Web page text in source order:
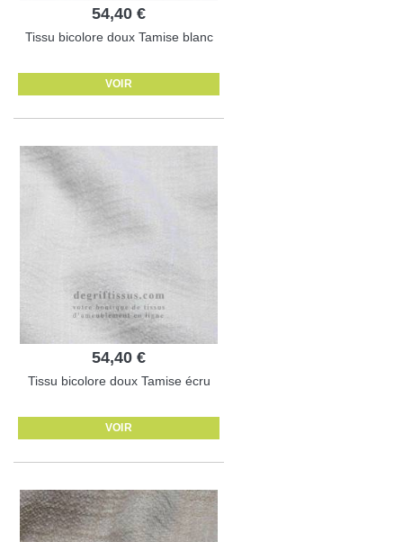
54,40 €
Tissu bicolore doux Tamise blanc
VOIR
54,40 €
Tissu bicolore doux Tamise écru
VOIR